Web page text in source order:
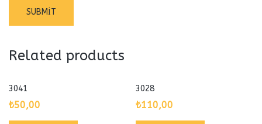
Related products
3041
₺50,00
3028
₺110,00